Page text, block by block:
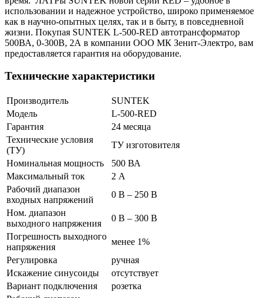
использовании и надежное устройство, широко применяемое
как в научно-опытных целях, так и в быту, в повседневной
жизни. Покупая SUNTEK L-500-RED автотрансформатор
500ВА, 0-300В, 2А в компании ООО МК Зенит-Электро, вам
предоставляется гарантия на оборудование.
Технические характеристики
Производитель
SUNTEK
Модель
L-500-RED
Гарантия
24 месяца
Технические условия
(ТУ)
ТУ изготовителя
Номинальная мощность
500 ВА
Максимальный ток
2 А
Рабочий диапазон
входных напряжений
0 В – 250 В
Ном. диапазон
выходного напряжения
0 В – 300 В
Погрешность выходного
напряжения
менее 1%
Регулировка
ручная
Искажение синусоиды
отсутствует
Вариант подключения
розетка